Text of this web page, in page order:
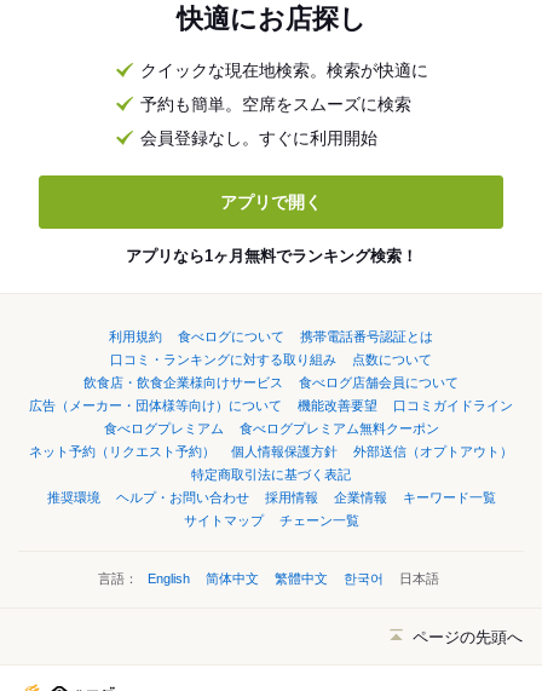
快適にお店探し
クイックな現在地検索。検索が快適に
予約も簡単。空席をスムーズに検索
会員登録なし。すぐに利用開始
アプリで開く
アプリなら1ヶ月無料でランキング検索！
利用規約 食べログについて
携帯電話番号認証とは
口コミ・ランキングに対する取り組み
点数について
飲食店・飲食企業様向けサービス
食べログ店舗会員について
広告（メーカー・団体様等向け）について
機能改善要望
口コミガイドライン
食べログプレミアム
食べログプレミアム無料クーポン
ネット予約（リクエスト予約）
個人情報保護方針
外部送信（オプトアウト）
特定商取引法に基づく表記
推奨環境
ヘルプ・お問い合わせ 採用情報 企業情報
キーワード一覧
サイトマップ
チェーン一覧
言語： English 简体中文 繁體中文 한국어 日本語
ページの先頭へ